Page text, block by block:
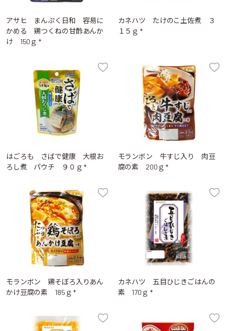
アサヒ まんぷく日和 容易に
かめる 鶏つくねの甘酢あんか
け 150ｇ *
カネハツ たけのこ土佐煮 ３
１５ｇ *
はごろも さばで健康 大根お
ろし煮 パウチ ９０ｇ *
モランボン 牛すじ入り 肉豆
腐の素 200ｇ *
モランボン 鶏そぼろ入りあん
かけ豆腐の素 185ｇ *
カネハツ 五目ひじきごはんの
素 170ｇ *